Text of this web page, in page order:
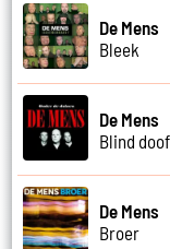
De Mens
Bleek
De Mens
Blind
De Mens
Broer